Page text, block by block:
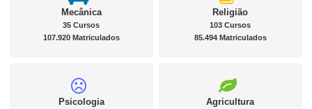
Mecânica
35 Cursos
107.920 Matriculados
Religião
103 Cursos
85.494 Matriculados
Psicologia Agricultura